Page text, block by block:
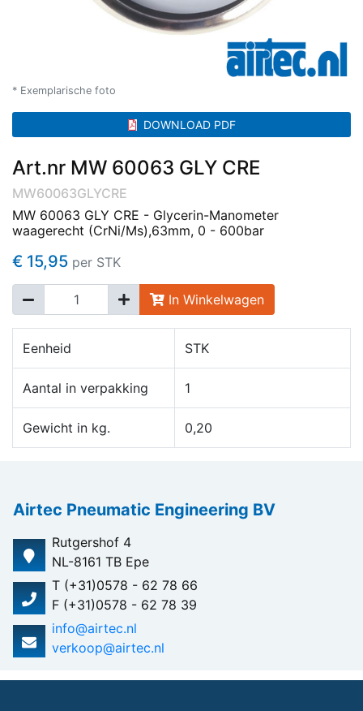
* Exemplarische foto
DOWNLOAD PDF
Art.nr MW 60063 GLY CRE
MW60063GLYCRE
MW 60063 GLY CRE - Glycerin-Manometer
waagerecht (CrNi/Ms),63mm, 0 - 600bar
€ 15,95 per STK
In Winkelwagen
Eenheid STK
Aantal in verpakking 1
Gewicht in kg. 0,20
Airtec Pneumatic Engineering BV
Rutgershof 4
NL-8161 TB Epe
T (+31)0578 - 62 78 66
F (+31)0578 - 62 78 39
info@airtec.nl
verkoop@airtec.nl